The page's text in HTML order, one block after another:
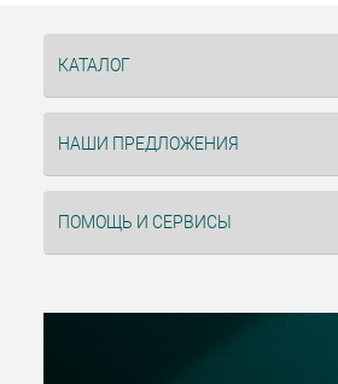
КАТАЛОГ
НАШИ ПРЕДЛОЖЕНИЯ
ПОМОЩЬ И СЕРВИСЫ